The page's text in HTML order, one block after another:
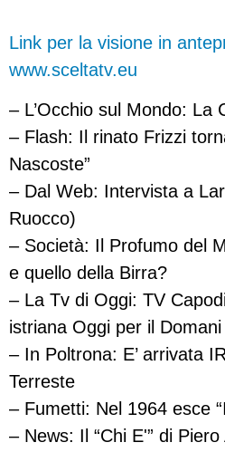
Link per la visione in
www.sceltatv.eu
– L’Occhio sul Mondo: La
– Flash: Il rinato Frizzi
Nascoste”
– Dal Web: Intervista a
Ruocco)
– Società: Il Profumo del
e quello della Birra?
– La Tv di Oggi: TV
istriana Oggi per il Domani
– In Poltrona: E’ arrivata
Terreste
– Fumetti: Nel 1964 esce
– News: Il “Chi E'” di Piero